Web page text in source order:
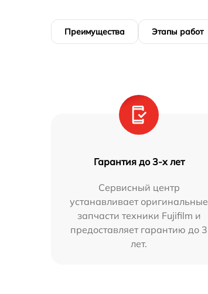
Преимущества Этапы работ
Гарантия до 3-х лет
Сервисный центр
устанавливает оригинальные
запчасти техники Fujifilm и
предоставляет гарантию до 3
лет.